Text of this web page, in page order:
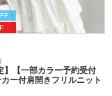
】【一部カラー予約受付
ー付肩開きフリルニット